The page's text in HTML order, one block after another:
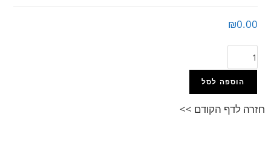
₪0.00
הוספה לסל
חזרה לדף הקודם >>